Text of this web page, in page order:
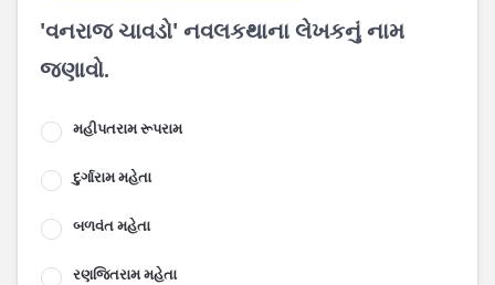
'વનરાજ ચાવડો' નવલકથાના લેખકનું નામ
જણાવો.
મહીપતરામ રૂપરામ
દુર્ગારામ મહેતા
બળવંત મહેતા
રણજિતરામ મહેતા